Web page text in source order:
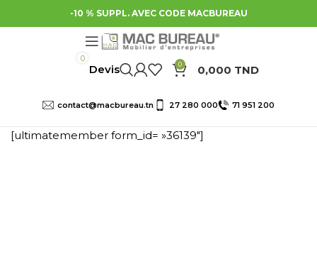
-10 % SUPPL. AVEC CODE MACBUREAU
0
0 0,000 TND
contact@macbureau.tn 27 280 000 71 951 200
[ultimatemember form_id= »36139″]